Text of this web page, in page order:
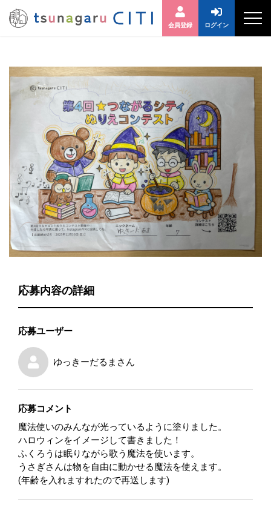
会員登録 ログイン
応募内容の詳細
応募ユーザー
ゆっきーだるま さん
応募コメント
魔法使いのみんなが光っているように塗りました。
ハロウィンをイメージして書きました！
ふくろうは眠りながら歌う魔法を使います。
うさぎさんは物を自由に動かせる魔法を使えます。
(年齢を入れますれたので再送します)